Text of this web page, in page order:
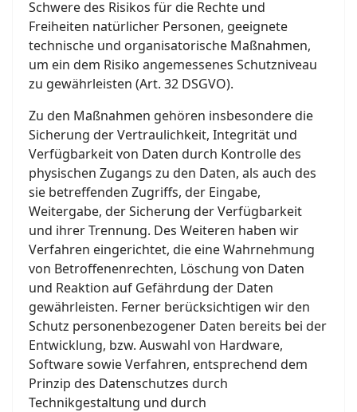
Schwere des Risikos für die Rechte und
Freiheiten natürlicher Personen, geeignete
technische und organisatorische Maßnahmen,
um ein dem Risiko angemessenes Schutzniveau
zu gewährleisten (Art. 32 DSGVO).
Zu den Maßnahmen gehören insbesondere die
Sicherung der Vertraulichkeit, Integrität und
Verfügbarkeit von Daten durch Kontrolle des
physischen Zugangs zu den Daten, als auch des
sie betreffenden Zugriffs, der Eingabe,
Weitergabe, der Sicherung der Verfügbarkeit
und ihrer Trennung. Des Weiteren haben wir
Verfahren eingerichtet, die eine Wahrnehmung
von Betroffenenrechten, Löschung von Daten
und Reaktion auf Gefährdung der Daten
gewährleisten. Ferner berücksichtigen wir den
Schutz personenbezogener Daten bereits bei der
Entwicklung, bzw. Auswahl von Hardware,
Software sowie Verfahren, entsprechend dem
Prinzip des Datenschutzes durch
Technikgestaltung und durch